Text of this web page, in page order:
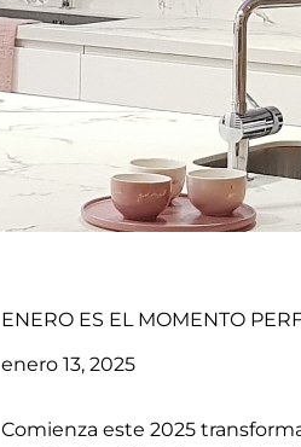
ENERO ES EL MOMENTO
enero 13, 2025
Comienza este 2025